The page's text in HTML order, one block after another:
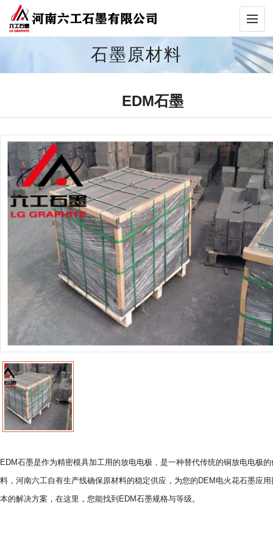
石墨原材料
EDM石墨
EDM石墨是作为精密模具加工用的放电电极，是一种替代传统的铜放电电极
料，河南六工自有生产线确保原材料的稳定供应，为您的DEM电火花石墨应
本的解决方案，在这里，您能找到EDM石墨规格与等级。